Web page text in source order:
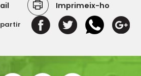
Imprimeix-ho